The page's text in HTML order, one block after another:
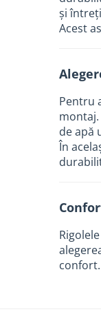
și
Acest
Pentru
de apă
În
confort.